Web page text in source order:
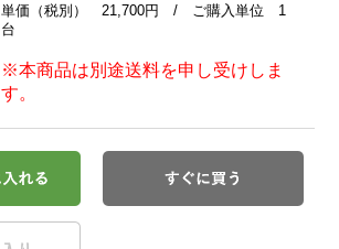
単価（税別） 21,700円 / ご購入単位 1
台
※本商品は別途送料を申し受けしま
す。